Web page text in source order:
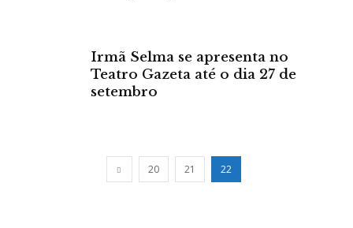
Irmã Selma se apresenta no
Teatro Gazeta até o dia 27 de
setembro
20 21 22